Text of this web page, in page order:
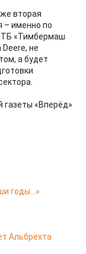
вторая
– именно по
ТБ «Тимбермаш
не
а будет
газеты «Вперёд»
годы…»
Альбрехта